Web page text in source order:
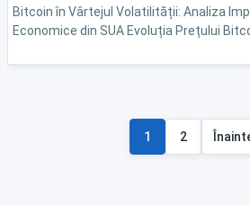
Bitcoin în Vârtejul Volatilității: Analiza
Economice din SUA Evoluția Prețului
cauza...
1 2